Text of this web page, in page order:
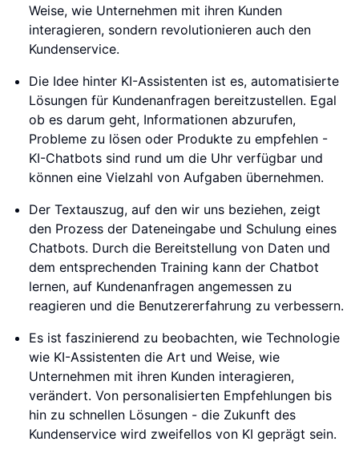
Weise, wie Unternehmen mit ihren Kunden
interagieren, sondern revolutionieren auch den
Kundenservice.
Die Idee hinter KI-Assistenten ist es, automatisierte
Lösungen für Kundenanfragen bereitzustellen. Egal
ob es darum geht, Informationen abzurufen,
Probleme zu lösen oder Produkte zu empfehlen -
KI-Chatbots sind rund um die Uhr verfügbar und
können eine Vielzahl von Aufgaben übernehmen.
Der Textauszug, auf den wir uns beziehen, zeigt
den Prozess der Dateneingabe und Schulung eines
Chatbots. Durch die Bereitstellung von Daten und
dem entsprechenden Training kann der Chatbot
lernen, auf Kundenanfragen angemessen zu
reagieren und die Benutzererfahrung zu verbessern.
Es ist faszinierend zu beobachten, wie Technologie
wie KI-Assistenten die Art und Weise, wie
Unternehmen mit ihren Kunden interagieren,
verändert. Von personalisierten Empfehlungen bis
hin zu schnellen Lösungen - die Zukunft des
Kundenservice wird zweifellos von KI geprägt sein.